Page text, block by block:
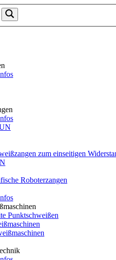
zum einseitigen
Roboterzangen
Punktschweißen